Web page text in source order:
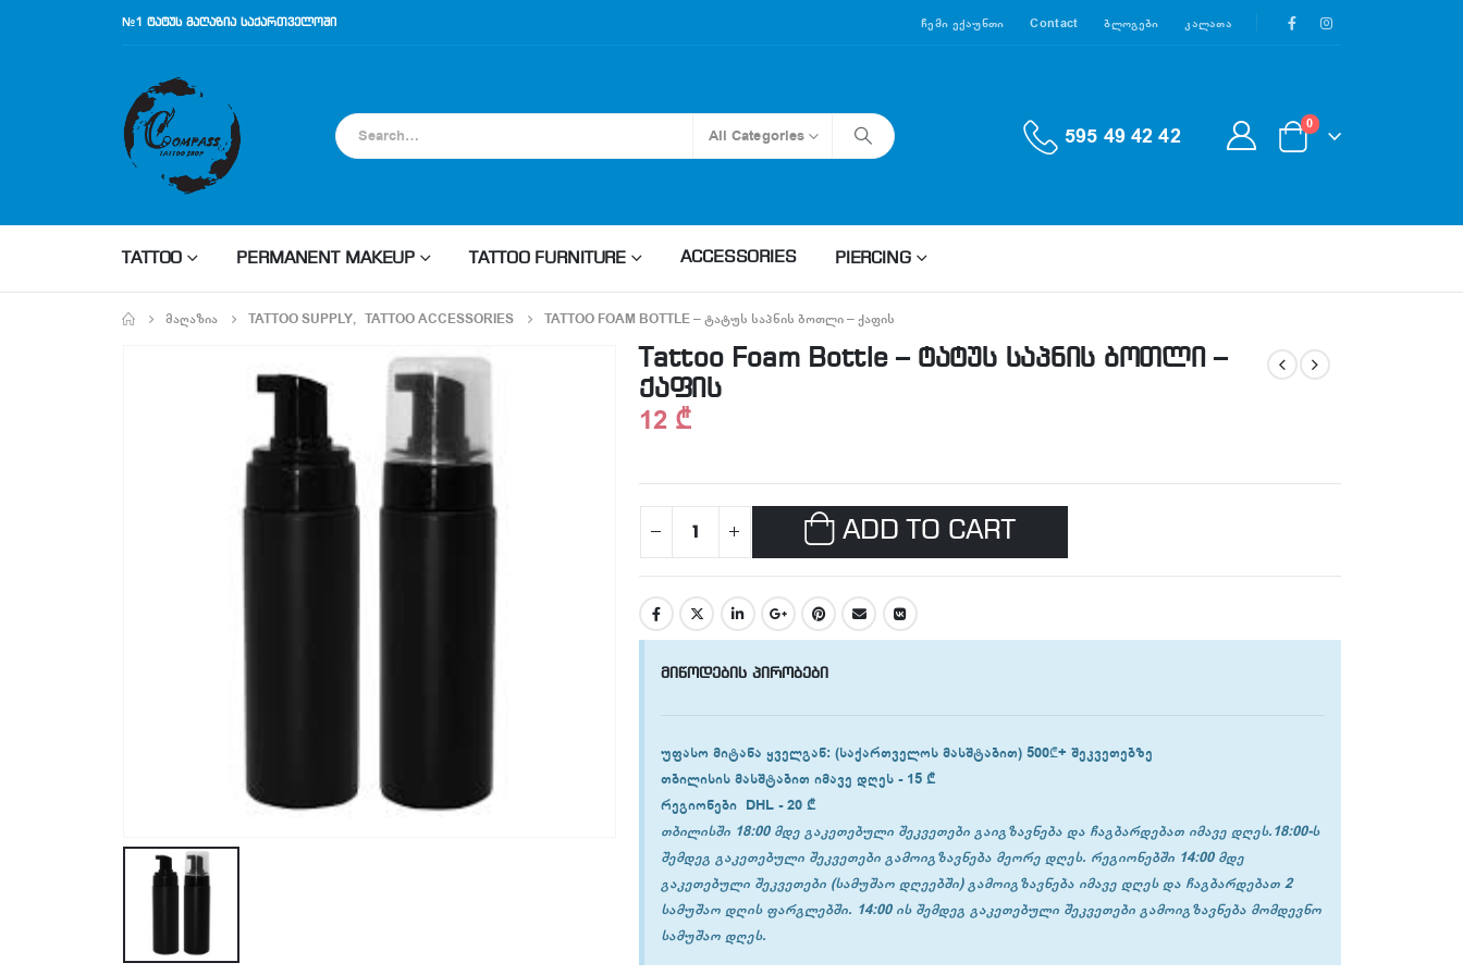
№1 ტატუს მაღაზია საქართველოში Ჩემი Ექაუნთი Contact Ბლოგები Კალათა
All Categories 595 49 42 42 0
TATTOO PERMANENT MAKEUP TATTOO FURNITURE ACCESSORIES PIERCING
ᲛᲐᲦᲐᲖᲘᲐ TATTOO SUPPLY, TATTOO ACCESSORIES TATTOO FOAM BOTTLE – ᲢᲐᲢᲣᲡ ᲡᲐᲞᲜᲘᲡ ᲑᲝᲗᲚᲘ – ᲥᲐᲤᲘᲡ
Tattoo Foam Bottle – ტატუს საპნის ბოთლი –
ქაფის
12 ₾
ADD TO CART
მიწოდების პირობები
უფასო მიტანა ყველგან: (საქართველოს მასშტაბით) 500₾+ შეკვეთებზე
თბილისისმასშტაბით იმავე დღეს -15 ₾
რეგიონებიDHL -20 ₾
თბილისში 18:00 მდე გაკეთებული შეკვეთები გაიგზავნება და ჩაგბარდებათ იმავე დღეს.18:00-ს
შემდეგ გაკეთებული შეკვეთები გამოიგზავნება მეორე დღეს. რეგიონებში 14:00 მდე
გაკეთებული შეკვეთები (სამუშაო დღეებში) გამოიგზავნება იმავე დღეს და ჩაგბარდებათ 2
სამუშაო დღის ფარგლებში. 14:00 ის შემდეგ გაკეთებული შეკვეთები გამოიგზავნება მომდევნო
სამუშაო დღეს.